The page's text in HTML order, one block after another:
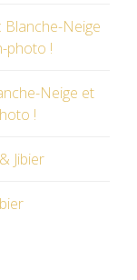
Blanche-Neige
photo !
Neige et
!
Jibier